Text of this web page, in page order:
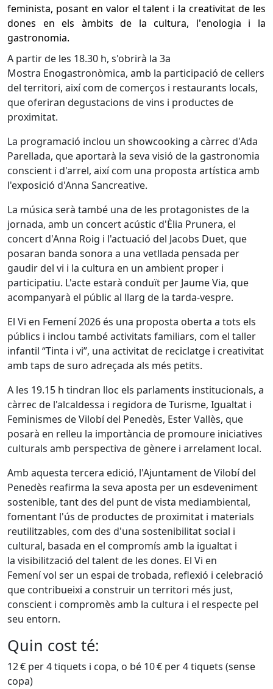
feminista, posant en valor el talent i la creativitat de les
dones en els àmbits de la cultura, l'enologia i la
gastronomia.
A partir de les 18.30 h, s'obrirà la 3a
Mostra Enogastronòmica, amb la participació de cellers
del territori, així com de comerços i restaurants locals,
que oferiran degustacions de vins i productes de
proximitat.
La programació inclou un showcooking a càrrec d'Ada
Parellada, que aportarà la seva visió de la gastronomia
conscient i d'arrel, així com una proposta artística amb
l'exposició d'Anna Sancreative.
La música serà també una de les protagonistes de la
jornada, amb un concert acústic d'Èlia Prunera, el
concert d'Anna Roig i l'actuació del Jacobs Duet, que
posaran banda sonora a una vetllada pensada per
gaudir del vi i la cultura en un ambient proper i
participatiu. L'acte estarà conduït per Jaume Via, que
acompanyarà el públic al llarg de la tarda-vespre.
El Vi en Femení 2026 és una proposta oberta a tots els
públics i inclou també activitats familiars, com el taller
infantil “Tinta i vi”, una activitat de reciclatge i creativitat
amb taps de suro adreçada als més petits.
A les 19.15 h tindran lloc els parlaments institucionals, a
càrrec de l'alcaldessa i regidora de Turisme, Igualtat i
Feminismes de Vilobí del Penedès, Ester Vallès, que
posarà en relleu la importància de promoure iniciatives
culturals amb perspectiva de gènere i arrelament local.
Amb aquesta tercera edició, l'Ajuntament de Vilobí del
Penedès reafirma la seva aposta per un esdeveniment
sostenible, tant des del punt de vista mediambiental,
fomentant l'ús de productes de proximitat i materials
reutilitzables, com des d'una sostenibilitat social i
cultural, basada en el compromís amb la igualtat i
la visibilització del talent de les dones. El Vi en
Femení vol ser un espai de trobada, reflexió i celebració
que contribueixi a construir un territori més just,
conscient i compromès amb la cultura i el respecte pel
seu entorn.
Quin cost té:
12 € per 4 tiquets i copa, o bé 10 € per 4 tiquets (sense
copa)